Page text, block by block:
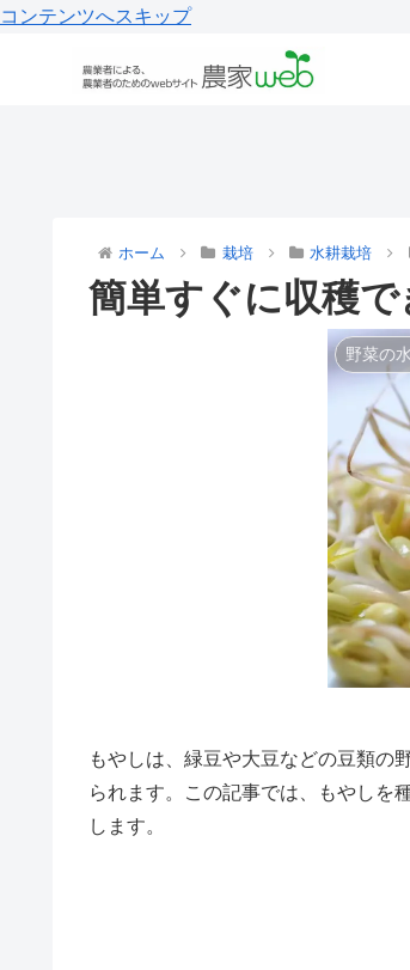
コンテンツへスキップ
ホーム 栽培 水耕栽培
簡単すぐに収穫
野菜の
もやしは、緑豆や大豆などの豆類の
られます。この記事では、もやしを
します。